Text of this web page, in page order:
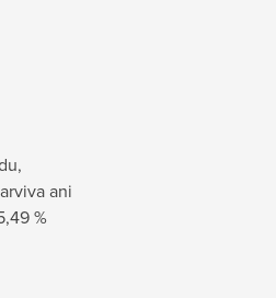
ani
%